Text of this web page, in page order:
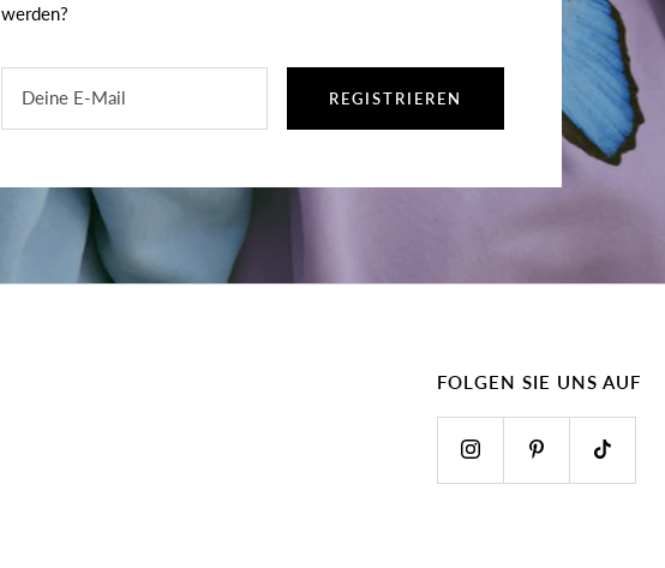
werden?
Deine E-Mail REGISTRIEREN
FOLGEN SIE UNS AUF